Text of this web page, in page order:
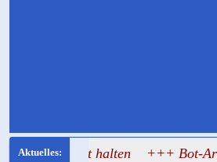
halten +++ Bot-Armee für